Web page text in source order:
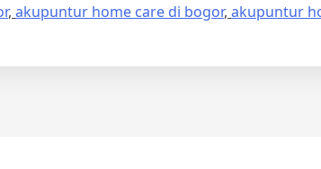
, akupuntur home care di bogor, akupuntur